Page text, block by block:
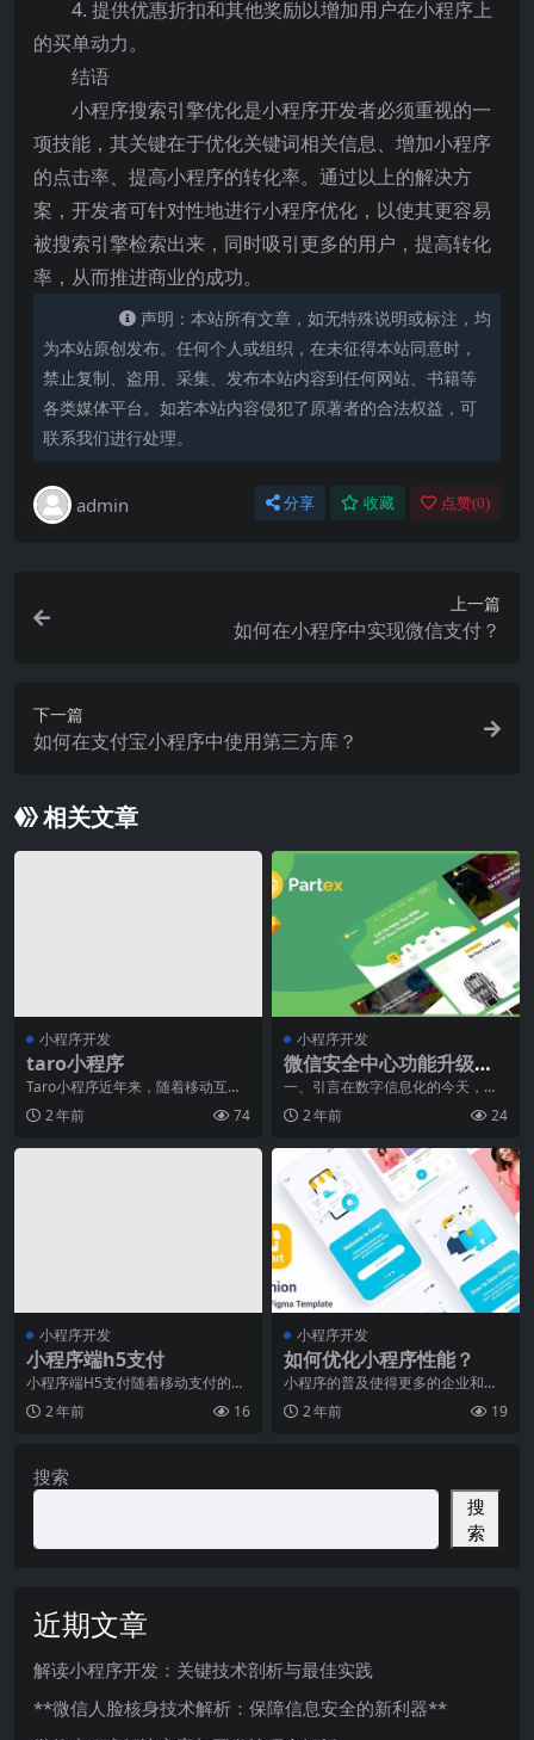
4. 提供优惠折扣和其他奖励以增加用户在小程序上
的买单动力。
结语
小程序搜索引擎优化是小程序开发者必须重视的一
项技能，其关键在于优化关键词相关信息、增加小程序
的点击率、提高小程序的转化率。通过以上的解决方
案，开发者可针对性地进行小程序优化，以使其更容易
被搜索引擎检索出来，同时吸引更多的用户，提高转化
率，从而推进商业的成功。
声明：本站所有文章，如无特殊说明或标注，均
为本站原创发布。任何个人或组织，在未征得本站同意时，
禁止复制、盗用、采集、发布本站内容到任何网站、书籍等
各类媒体平台。如若本站内容侵犯了原著者的合法权益，可
联系我们进行处理。
admin 分享 收藏 点赞(0)
上一篇
如何在小程序中实现微信支付？
下一篇
如何在支付宝小程序中使用第三方库？
相关文章
小程序开发
taro小程序
Taro小程序近年来，随着移动互联
网的快速发展，小程序成为了一种
备受关注的应用形
2 年前 74
小程序开发
微信安全中心功能升级，
保护用户数字资产
一、引言在数字信息化的今天，网
络科技的迅速发展让人们的生活更
加便捷。其中，微信以
2 年前 24
小程序开发
小程序端h5支付
小程序端H5支付随着移动支付的普
及，越来越多的人选择使用手机进
行支付。而在小程序
2 年前 16
小程序开发
如何优化小程序性能？
小程序的普及使得更多的企业和个
人都拥有了自己的小程序，但是小
程序性能问题也是一个
2 年前 19
搜索
搜
索
近期文章
解读小程序开发：关键技术剖析与最佳实践
**微信人脸核身技术解析：保障信息安全的新利器**